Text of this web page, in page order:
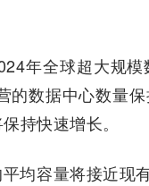
年全球超大规
数据中心数量
持快速增长。
均容量将接近现